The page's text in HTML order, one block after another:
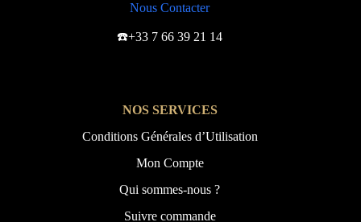
Nous Contacter
☎️+33 7 66 39 21 14
NOS SERVICES
Conditions Générales d’Utilisation
Mon Compte
Qui sommes-nous ?
Suivre commande